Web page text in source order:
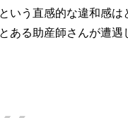
という直感的な違和感は
とある助産師さんが遭遇